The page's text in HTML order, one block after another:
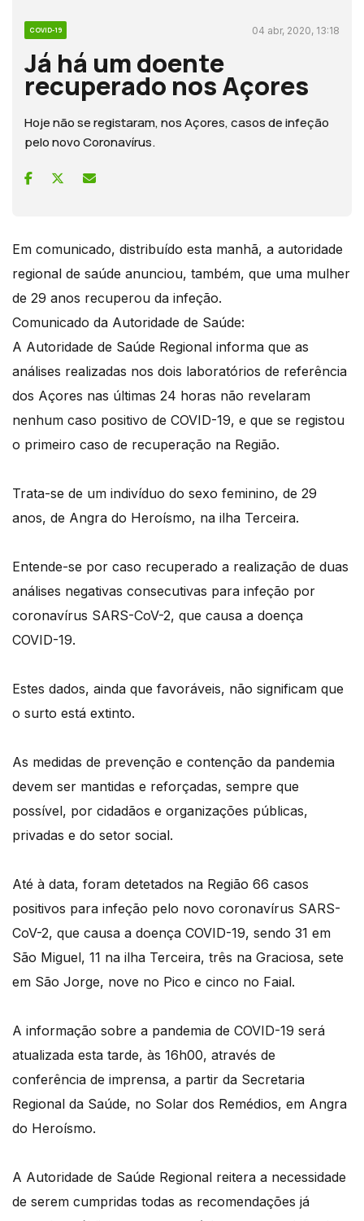
COVID-19 04 abr, 2020, 13:18
Já há um doente
recuperado nos Açores
Hoje não se registaram, nos Açores, casos de infeção
pelo novo Coronavírus.
Em comunicado, distribuído esta manhã, a autoridade
regional de saúde anunciou, também, que uma mulher
de 29 anos recuperou da infeção.
Comunicado da Autoridade de Saúde:
A Autoridade de Saúde Regional informa que as
análises realizadas nos dois laboratórios de referência
dos Açores nas últimas 24 horas não revelaram
nenhum caso positivo de COVID-19, e que se registou
o primeiro caso de recuperação na Região.
Trata-se de um indivíduo do sexo feminino, de 29
anos, de Angra do Heroísmo, na ilha Terceira.
Entende-se por caso recuperado a realização de duas
análises negativas consecutivas para infeção por
coronavírus SARS-CoV-2, que causa a doença
COVID-19.
Estes dados, ainda que favoráveis, não significam que
o surto está extinto.
As medidas de prevenção e contenção da pandemia
devem ser mantidas e reforçadas, sempre que
possível, por cidadãos e organizações públicas,
privadas e do setor social.
Até à data, foram detetados na Região 66 casos
positivos para infeção pelo novo coronavírus SARS-
CoV-2, que causa a doença COVID-19, sendo 31 em
São Miguel, 11 na ilha Terceira, três na Graciosa, sete
em São Jorge, nove no Pico e cinco no Faial.
A informação sobre a pandemia de COVID-19 será
atualizada esta tarde, às 16h00, através de
conferência de imprensa, a partir da Secretaria
Regional da Saúde, no Solar dos Remédios, em Angra
do Heroísmo.
A Autoridade de Saúde Regional reitera a necessidade
de serem cumpridas todas as recomendações já